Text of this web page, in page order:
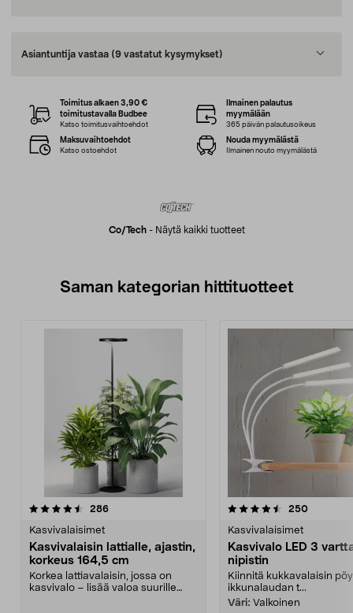
Asiantuntija vastaa (9 vastatut kysymykset)
Co/tech- Näytä kaikki tuotteet
Toimitus alkaen 3,90 €
toimitustavalla Budbee
Katso toimitusvaihtoehdot
Ilmainen palautus
myymälään
365 päivän palautusoikeus
Maksuvaihtoehdot
Katso ostoehdot
Nouda myymälästä
Ilmainen nouto myymälästä
Saman kategorian hittituotteet
286arvostelut
Kasvivalaisimet
Kasvivalaisin lattialle, ajastin,
korkeus 164,5 cm
Korkea lattiavalaisin, jossa on
kasvivalo – lisää valoa suurille
4.5 viidestä
250arvostelut
Kasvivalaisimet
Kasvivalo LED 3
nipistin
Kiinnitä kukkavalaisin
ikkunalaudan t...
Väri: Valkoinen
4.5 viidestä